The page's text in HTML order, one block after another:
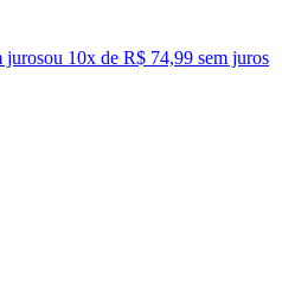
jurosou 10x de R$ 74,99 sem juros